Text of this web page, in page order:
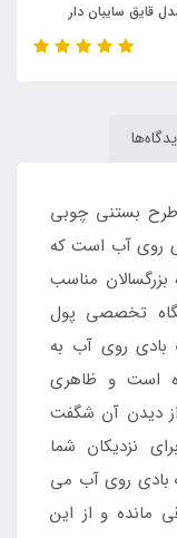
ریور ران پرو
بستنی چوبی
بادی روی آب است که
مناسب
تخصصی پول
روی آب به
است و ظاهری
از دیدن آن شگفت
نزدیکان شما
روی آب می
مانده و از این